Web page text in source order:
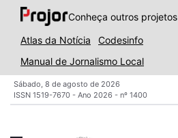
Conheça outros projetos
Atlas da Notícia
Codesinfo
Manual de Jornalismo Local
Sábado, 8 de agosto de 2026
ISSN 1519-7670 - Ano 2026 - nº 1400